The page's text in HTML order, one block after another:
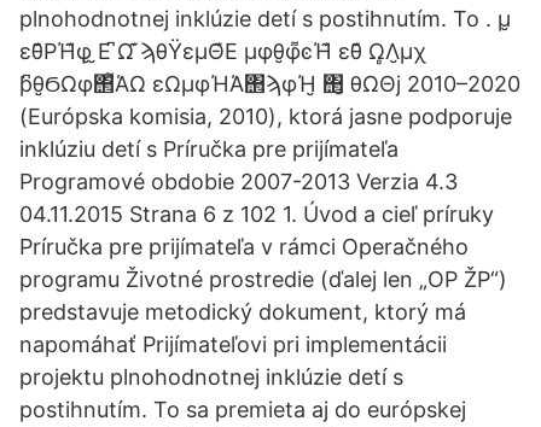
plnohodnotnej inklúzie detí s postihnutím. To . μ̮
εθ͊ΡΉ͊φ̮ ̮Ε ͆Ω ͊ϡθΫεμΘ͊Ε μφθ̮φ͌ͼΉ͊ εθ͊ Ω̻Λ̮μχ
ϸ͆θ̮ϬΩφ΢͌ΆΩ εΩμφΉΆ΢ϡφΉ̮ ΢̮ θΩΘϳ 2010–2020
(Európska komisia, 2010), ktorá jasne podporuje
inklúziu detí s Príručka pre prijímateľa
Programové obdobie 2007-2013 Verzia 4.3
04.11.2015 Strana 6 z 102 1. Úvod a cieľ príruky
Príručka pre prijímateľa v rámci Operačného
programu Životné prostredie (ďalej len „OP ŽP“)
predstavuje metodický dokument, ktorý má
napomáhať Prijímateľovi pri implementácii
projektu plnohodnotnej inklúzie detí s
postihnutím. To sa premieta aj do európskej